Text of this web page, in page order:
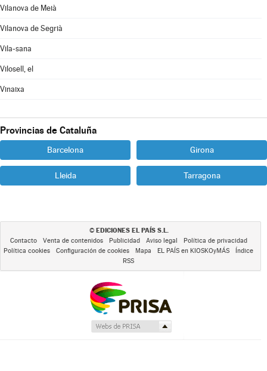
Vilanova de Meià
Vilanova de Segrià
Vila-sana
Vilosell, el
Vinaixa
Provincias de Cataluña
Barcelona Girona
Lleida Tarragona
© EDICIONES EL PAÍS S.L.
Contacto Venta de contenidos Publicidad Aviso legal
Política de privacidad
Política cookies
Configuración de cookies Mapa EL PAÍS en KIOSKOyMÁS
Índice
RSS